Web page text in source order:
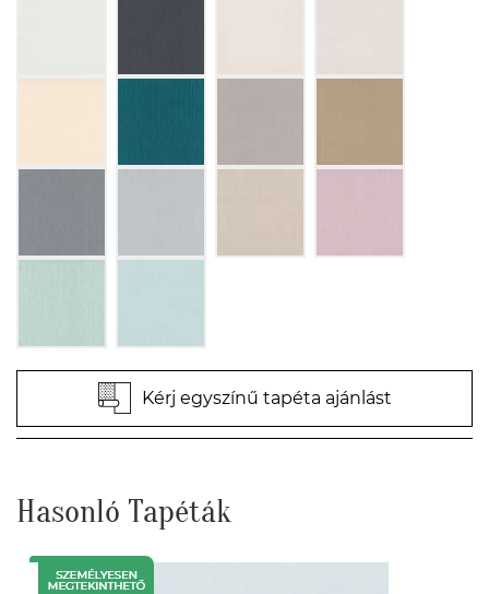
Kérj egyszínű tapéta ajánlást
Hasonló Tapéták